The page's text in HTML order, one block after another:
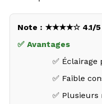
Note : ★★★★☆ 4.1/5
✅ Avantages
✅ Éclairage
✅ Faible
✅ Plusieurs